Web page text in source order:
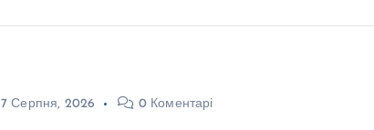
7 Серпня, 2026 0 Коментарі